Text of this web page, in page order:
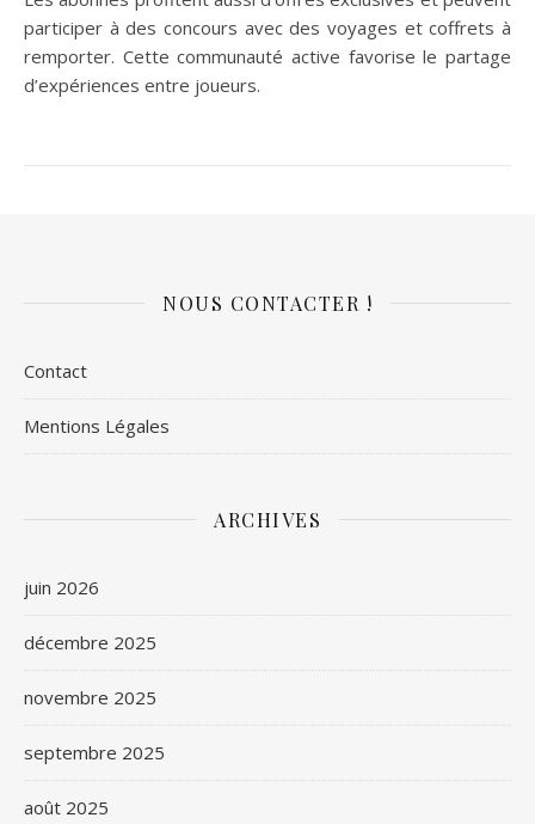
participer à des concours avec des voyages et coffrets à
remporter. Cette communauté active favorise le partage
d’expériences entre joueurs.
NOUS CONTACTER !
Contact
Mentions Légales
ARCHIVES
juin 2026
décembre 2025
novembre 2025
septembre 2025
août 2025